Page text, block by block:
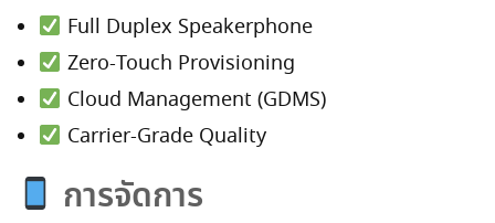
Full Duplex Speakerphone
Zero-Touch Provisioning
Cloud Management (GDMS)
Carrier-Grade Quality
การจัดการ